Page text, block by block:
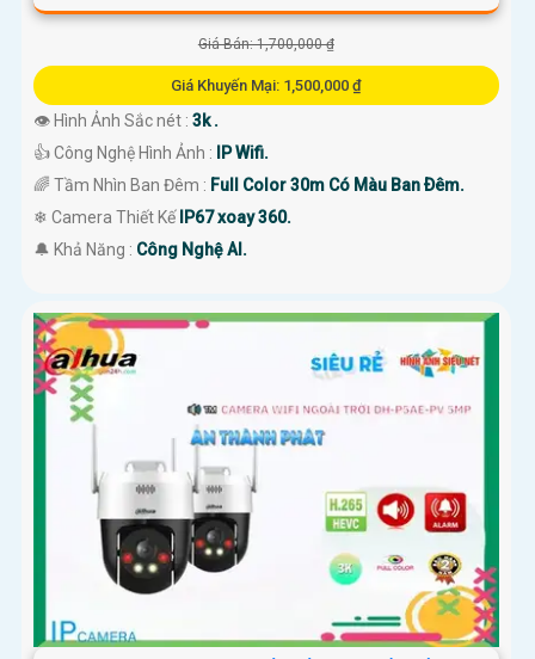
Giá Bán: 1,700,000 ₫
Giá Khuyến Mại: 1,500,000 ₫
👁 Hình Ảnh Sắc nét : 3k .
👍 Công Nghệ Hình Ảnh : IP Wifi.
🌈 Tầm Nhìn Ban Đêm : Full Color 30m Có Màu Ban Ðêm.
❄ Camera Thiết KếIP67 xoay 360.
️🔔 Khả Năng : Công Nghệ AI.